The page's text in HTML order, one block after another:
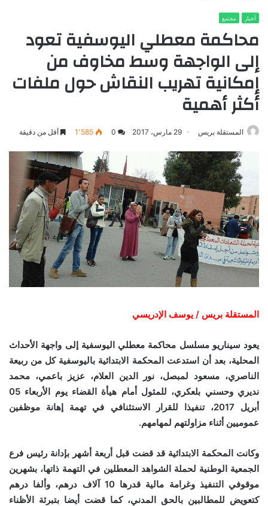
أخبار مجتمع
محاكمة معطلي اليوسفية تعود
إلى الواجهة وسط مخاوف من
إمكانية تهريب النقاش حول ملفات
أكثر أهمية
المستقلة بريس 29 مارس، 2017 0 1٬585 أقل من دقيقة
المستقلة بريس / يوسف الإدريسي
يعود سيناريو مسلسل محاكمة معطلي اليوسفية إلى واجهة الأحداث
المحلية، بعد أن استدعت المحكمة الابتدائية باليوسفية كل من ربيعة
الناصري، مسعود لمبصل، نور الدين العلام، عزيز باعمي، محمد
نديري وحسني بلعكري، للمثول أمام هيأة القضاء يوم الأربعاء 05
أبريل 2017، تنفيذا للقرار الاستئنافي في تهمة إهانة موظفين
عموميين أثناء مزاولتهم لمهامهم.
وكانت المحكمة الابتدائية قد قضت قبل أربعة أشهر بإدانة رئيس فرع
الجمعية الوطنية لحملة الشواهد المعطلين في التهمة ذاتها، بشهرين
موقوفي التنفيذ وغرامة مالية قدرها 10 آلاف درهم، وألفا درهم
كتعويض للمطالبين بالحق المدني، كما قضت أيضا بتبرئة الأظناء